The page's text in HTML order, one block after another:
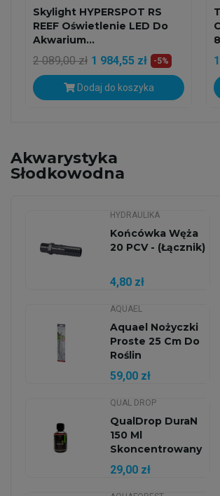
Skylight HYPERSPOT RS
REEF Oświetlenie LED Do
Akwarium...
2 089,00 zł 1 984,55 zł -5%
Dodaj do koszyka
Akwarystyka
Słodkowodna
HYDRAULIKA
Końcówka Węża
20 PCV - (Łącznik)
4,80 zł
AQUAEL
Aquael Nożyczki
Proste 25 Cm Do
Roślin
Akwariowych
59,00 zł
QUAL DROP
QualDrop DuraN
150 Ml
Skoncentrowany
Azot
29,00 zł